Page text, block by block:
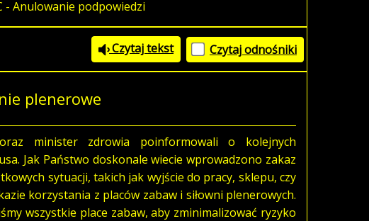
- Anulowanie podpowiedzi
Czytaj tekst Czytaj odnośniki
plenerowe
minister zdrowia poinformowali o kolejnych
Jak Państwo doskonale wiecie wprowadzono zakaz
sytuacji, takich jak wyjście do pracy, sklepu, czy
korzystania z placów zabaw i siłowni plenerowych.
wszystkie place zabaw, aby zminimalizować ryzyko